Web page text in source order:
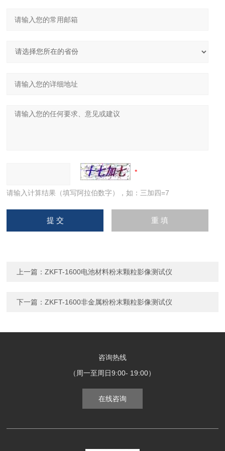
请输入计算结果（填写阿拉伯数字），如：三加四=7
上一篇：ZKFT-1600电池材料粉末颗粒影像测试仪
下一篇：ZKFT-1600非金属粉粉末颗粒影像测试仪
咨询热线
（周一至周日9:00- 19:00）
在线咨询